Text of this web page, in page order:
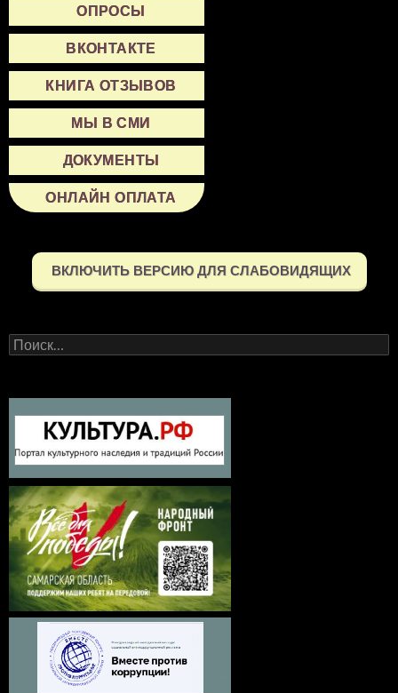
ОПРОСЫ
ВКОНТАКТЕ
КНИГА ОТЗЫВОВ
МЫ В СМИ
ДОКУМЕНТЫ
ОНЛАЙН ОПЛАТА
ВКЛЮЧИТЬ ВЕРСИЮ ДЛЯ СЛАБОВИДЯЩИХ
Найти: